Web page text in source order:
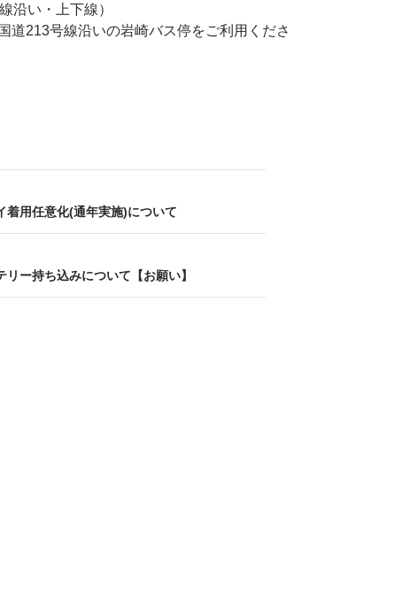
沿い・上下線）
道213号線沿いの岩崎バス停をご利用くださ
着用任意化(通年実施)について
ー持ち込みについて【お願い】